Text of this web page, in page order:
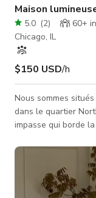
Maison
5.0 (2) 60+
Chicago, IL
$150 USD/h
Nous sommes
dans le quartier
impasse qui borde
lumière et de
salles de bain à
chambre d'amis,
de places de